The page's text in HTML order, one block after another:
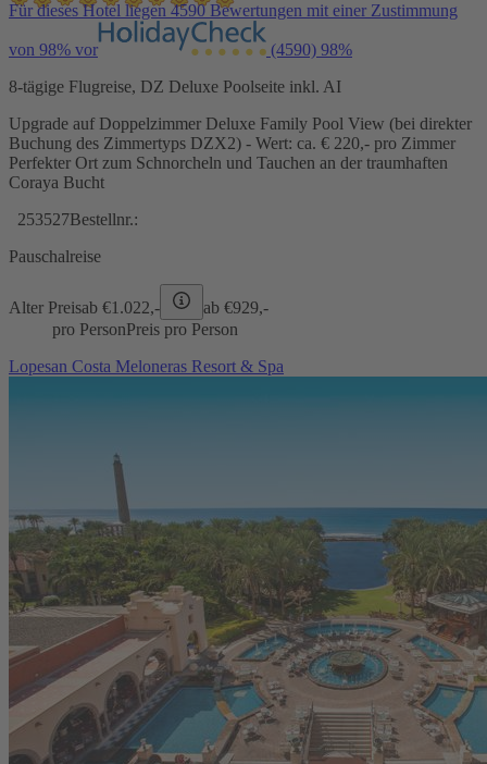
Für dieses Hotel liegen 4590 Bewertungen mit einer Zustimmung
von 98% vor (4590) 98%
8-tägige Flugreise, DZ Deluxe Poolseite inkl. AI
Upgrade auf Doppelzimmer Deluxe Family Pool View (bei direkter
Buchung des Zimmertyps DZX2) - Wert: ca. € 220,- pro Zimmer
Perfekter Ort zum Schnorcheln und Tauchen an der traumhaften
Coraya Bucht
253527Bestellnr.:
Pauschalreise
Alter Preisab €1.022,- ab €929,-
pro PersonPreis pro Person
Lopesan Costa Meloneras Resort & Spa